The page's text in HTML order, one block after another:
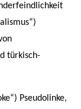
türkisch-
Pseudolinke,